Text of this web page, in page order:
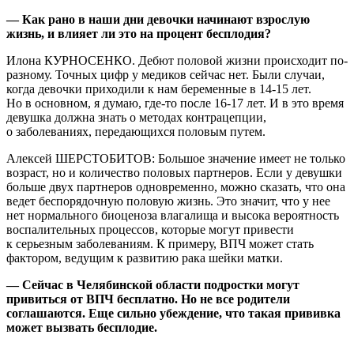
— Как рано в наши дни девочки начинают взрослую
жизнь, и влияет ли это на процент бесплодия?
Илона КУРНОСЕНКО. Дебют половой жизни происходит по-
разному. Точных цифр у медиков сейчас нет. Были случаи,
когда девочки приходили к нам беременные в 14-15 лет.
Но в основном, я думаю, где-то после 16-17 лет. И в это время
девушка должна знать о методах контрацепции,
о заболеваниях, передающихся половым путем.
Алексей ШЕРСТОБИТОВ: Большое значение имеет не только
возраст, но и количество половых партнеров. Если у девушки
больше двух партнеров одновременно, можно сказать, что она
ведет беспорядочную половую жизнь. Это значит, что у нее
нет нормального биоценоза влагалища и высока вероятность
воспалительных процессов, которые могут привести
к серьезным заболеваниям. К примеру, ВПЧ может стать
фактором, ведущим к развитию рака шейки матки.
— Сейчас в Челябинской области подростки могут
привиться от ВПЧ бесплатно. Но не все родители
соглашаются. Еще сильно убеждение, что такая прививка
может вызвать бесплодие.